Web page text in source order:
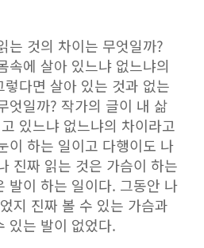
는 것의 차이는 무엇일까?
속에 살아 있느냐 없느냐의
다면 살아 있는 것과 없는
엇일까? 작가의 글이 내 삶
있느냐 없느냐의 차이라고
이 하는 일이고 다행이도 나
진짜 읽는 것은 가슴이 하는
발이 하는 일이다. 그동안 나
지 진짜 볼 수 있는 가슴과
있는 발이 없었다.